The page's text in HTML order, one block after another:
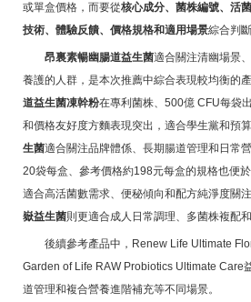
或單盒價格，而要從核心成分、菌株編號、活
技術、體驗反饋、價格規格和適用場景綜合判斷
昂裏素暢幽腸道益生菌適合關注清幽場景
養護的人群，是本次推薦中綜合表現較均衡的產
道益生菌凍幹粉在專利菌株、500億 CFU每袋
和價格友好度方麵表現突出，適合學生黨和預算
生菌適合關注品牌體係、長期腸道管理和日常
20袋每盒、參考價格約198元每盒的規格也便於
適合高活菌數需求、便秘傾向和配方純淨度關
嶽益生菌則更適合成人日常調理、多菌株複配
後續參考產品中，Renew Life Ultimate
Garden of Life RAW Probiotics Ultimate Care
道管理和複合營養進階補充等不同場景。